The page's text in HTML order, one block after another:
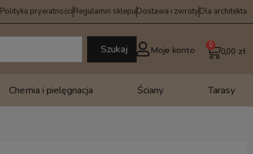
Polityka prywatnościRegulamin sklepuDostawa i zwrotyDla architekta
Szukaj Moje konto 0,00 zł
0
Chemia i pielęgnacja Ściany Tarasy